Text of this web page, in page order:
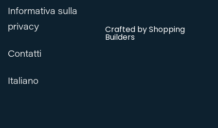
Informativa sulla
privacy
Contatti
Italiano
Crafted byShopping
Builders